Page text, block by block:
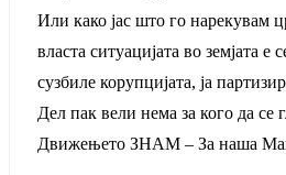
Или како јас што го нарекувам
власта ситуацијата во земјата
сузбиле корупцијата, ја
Дел пак вели нема за кого да се
Движењето ЗНАМ – За наша